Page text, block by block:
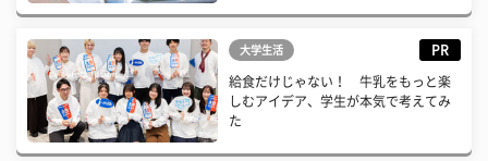
大学生活 PR
給食だけじゃない！ 牛乳をもっと楽
しむアイデア、学生が本気で考えてみ
た